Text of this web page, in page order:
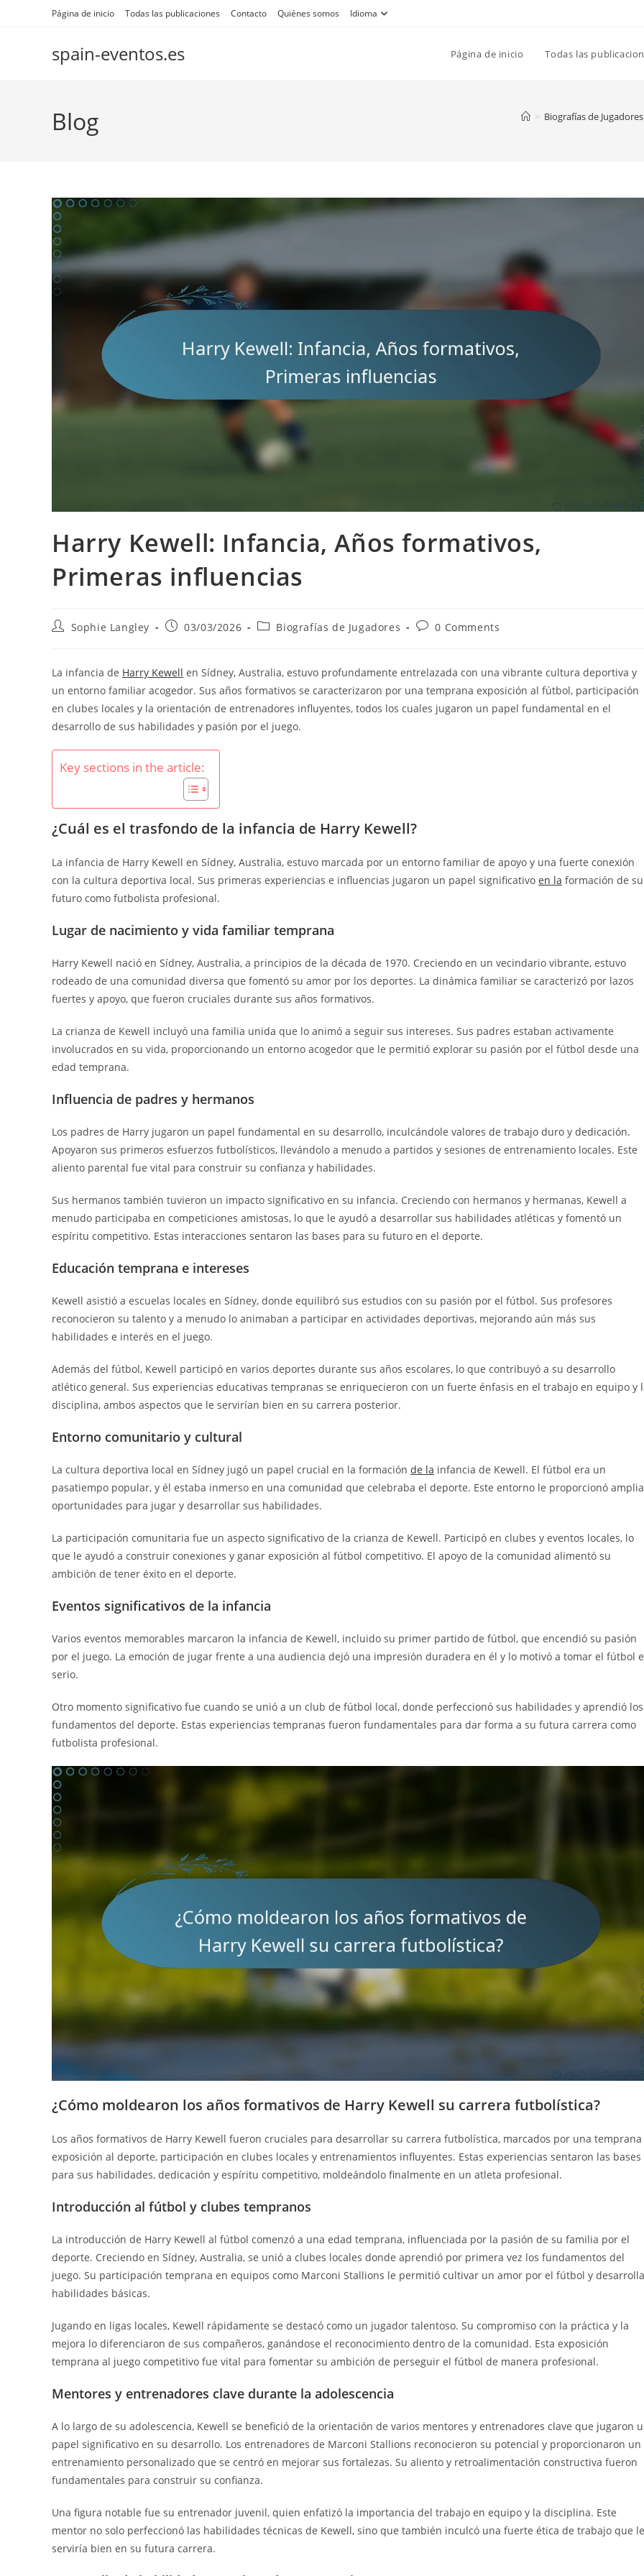
Página de inicio Todas las publicaciones Contacto Quiénes somos Idioma
spain-eventos.es Página de inicio Todas las
Blog > Biografías de Jugadores
Harry Kewell: Infancia, Años formativos,
Primeras influencias
PostSophie Langley
Post03/03/2026
PostBiografías de Jugadores
Post0 Comments
La infancia de Harry Kewell en Sídney, Australia, estuvo profundamente entrelazada con una vibrante cultura deportiva y
un entorno familiar acogedor. Sus años formativos se caracterizaron por una temprana exposición al fútbol, participación
en clubes locales y la orientación de entrenadores influyentes, todos los cuales jugaron un papel fundamental en el
desarrollo de sus habilidades y pasión por el juego.
Key sections in the article:
¿Cuál es el trasfondo de la infancia de Harry Kewell?
La infancia de Harry Kewell en Sídney, Australia, estuvo marcada por un entorno familiar de apoyo y una fuerte conexión
con la cultura deportiva local. Sus primeras experiencias e influencias jugaron un papel significativo en la formación de su
futuro como futbolista profesional.
Lugar de nacimiento y vida familiar temprana
Harry Kewell nació en Sídney, Australia, a principios de la década de 1970. Creciendo en un vecindario vibrante, estuvo
rodeado de una comunidad diversa que fomentó su amor por los deportes. La dinámica familiar se caracterizó por lazos
fuertes y apoyo, que fueron cruciales durante sus años formativos.
La crianza de Kewell incluyó una familia unida que lo animó a seguir sus intereses. Sus padres estaban activamente
involucrados en su vida, proporcionando un entorno acogedor que le permitió explorar su pasión por el fútbol desde una
edad temprana.
Influencia de padres y hermanos
Los padres de Harry jugaron un papel fundamental en su desarrollo, inculcándole valores de trabajo duro y dedicación.
Apoyaron sus primeros esfuerzos futbolísticos, llevándolo a menudo a partidos y sesiones de entrenamiento locales. Este
aliento parental fue vital para construir su confianza y habilidades.
Sus hermanos también tuvieron un impacto significativo en su infancia. Creciendo con hermanos y hermanas, Kewell a
menudo participaba en competiciones amistosas, lo que le ayudó a desarrollar sus habilidades atléticas y fomentó un
espíritu competitivo. Estas interacciones sentaron las bases para su futuro en el deporte.
Educación temprana e intereses
Kewell asistió a escuelas locales en Sídney, donde equilibró sus estudios con su pasión por el fútbol. Sus profesores
reconocieron su talento y a menudo lo animaban a participar en actividades deportivas, mejorando aún más sus
habilidades e interés en el juego.
Además del fútbol, Kewell participó en varios deportes durante sus años escolares, lo que contribuyó a su desarrollo
atlético general. Sus experiencias educativas tempranas se enriquecieron con un fuerte énfasis en el trabajo en equipo y
disciplina, ambos aspectos que le servirían bien en su carrera posterior.
Entorno comunitario y cultural
La cultura deportiva local en Sídney jugó un papel crucial en la formación de la infancia de Kewell. El fútbol era un
pasatiempo popular, y él estaba inmerso en una comunidad que celebraba el deporte. Este entorno le proporcionó
oportunidades para jugar y desarrollar sus habilidades.
La participación comunitaria fue un aspecto significativo de la crianza de Kewell. Participó en clubes y eventos locales, lo
que le ayudó a construir conexiones y ganar exposición al fútbol competitivo. El apoyo de la comunidad alimentó su
ambición de tener éxito en el deporte.
Eventos significativos de la infancia
Varios eventos memorables marcaron la infancia de Kewell, incluido su primer partido de fútbol, que encendió su pasión
por el juego. La emoción de jugar frente a una audiencia dejó una impresión duradera en él y lo motivó a tomar el fútbol
serio.
Otro momento significativo fue cuando se unió a un club de fútbol local, donde perfeccionó sus habilidades y aprendió los
fundamentos del deporte. Estas experiencias tempranas fueron fundamentales para dar forma a su futura carrera como
futbolista profesional.
¿Cómo moldearon los años formativos de Harry Kewell su carrera futbolística?
Los años formativos de Harry Kewell fueron cruciales para desarrollar su carrera futbolística, marcados por una temprana
exposición al deporte, participación en clubes locales y entrenamientos influyentes. Estas experiencias sentaron las bases
para sus habilidades, dedicación y espíritu competitivo, moldeándolo finalmente en un atleta profesional.
Introducción al fútbol y clubes tempranos
La introducción de Harry Kewell al fútbol comenzó a una edad temprana, influenciada por la pasión de su familia por el
deporte. Creciendo en Sídney, Australia, se unió a clubes locales donde aprendió por primera vez los fundamentos del
juego. Su participación temprana en equipos como Marconi Stallions le permitió cultivar un amor por el fútbol y
habilidades básicas.
Jugando en ligas locales, Kewell rápidamente se destacó como un jugador talentoso. Su compromiso con la práctica y la
mejora lo diferenciaron de sus compañeros, ganándose el reconocimiento dentro de la comunidad. Esta exposición
temprana al juego competitivo fue vital para fomentar su ambición de perseguir el fútbol de manera profesional.
Mentores y entrenadores clave durante la adolescencia
A lo largo de su adolescencia, Kewell se benefició de la orientación de varios mentores y entrenadores clave que jugaron
papel significativo en su desarrollo. Los entrenadores de Marconi Stallions reconocieron su potencial y proporcionaron un
entrenamiento personalizado que se centró en mejorar sus fortalezas. Su aliento y retroalimentación constructiva fueron
fundamentales para construir su confianza.
Una figura notable fue su entrenador juvenil, quien enfatizó la importancia del trabajo en equipo y la disciplina. Este
mentor no solo perfeccionó las habilidades técnicas de Kewell, sino que también inculcó una fuerte ética de trabajo que le
serviría bien en su futura carrera.